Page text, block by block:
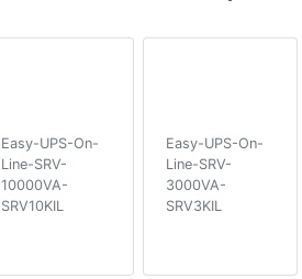
Easy-UPS-On-
Line-SRV-
10000VA-
SRV10KIL
Easy-UPS-On-
Line-SRV-
3000VA-
SRV3KIL